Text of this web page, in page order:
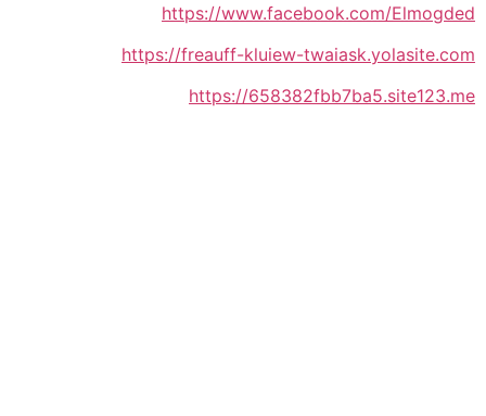
https://www.facebook.com/Elmogded
https://freauff-kluiew-twaiask.yolasite.com
https://658382fbb7ba5.site123.me